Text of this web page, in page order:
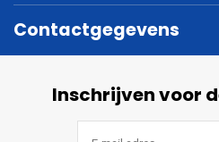
Contactgegevens
Inschrijven voor